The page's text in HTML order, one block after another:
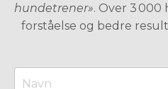
hundetrener». Over 3
forståelse og bedre